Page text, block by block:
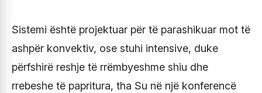
Sistemi është projektuar për të parashikuar mot të
ashpër konvektiv, ose stuhi intensive, duke
përfshirë reshje të rrëmbyeshme shiu dhe
rrebeshe të papritura, tha Su në një konferencë